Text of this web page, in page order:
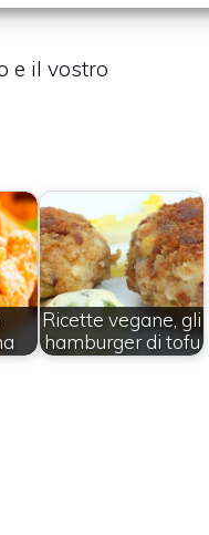
e il vostro
Ricette vegane, gli
hamburger di tofu